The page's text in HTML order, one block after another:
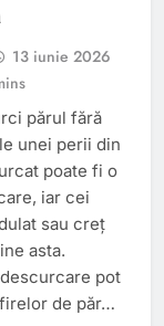
13 iunie 2026
părul fără
unei perii din
poate fi o
iar cei
sau creț
asta.
pot
de păr…